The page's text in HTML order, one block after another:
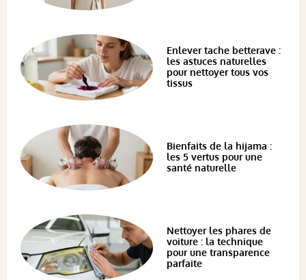
Enlever tache betterave :
les astuces naturelles
pour nettoyer tous vos
tissus
Bienfaits de la hijama :
les 5 vertus pour une
santé naturelle
Nettoyer les phares de
voiture : la technique
pour une transparence
parfaite